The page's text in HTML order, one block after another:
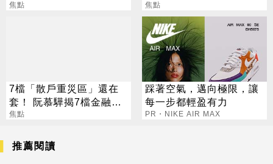
總獎金逾33億
焦點 焦點
7檔「散戶重災區」還在
套！ 阮慕驊揭7檔金融股
最抗跌
焦點
踩著空氣，邁向極限，讓
每一步都輕盈有力
PR・NIKE AIR MAX
推薦閱讀